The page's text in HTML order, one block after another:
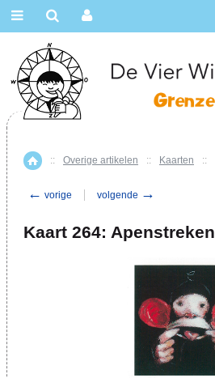
Home
:: Overige artikelen :: Kaarten ::
← vorige volgende →
Kaart 264: Apenstreken